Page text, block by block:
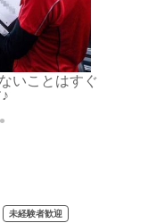
いことはすぐ
未経験者歓迎